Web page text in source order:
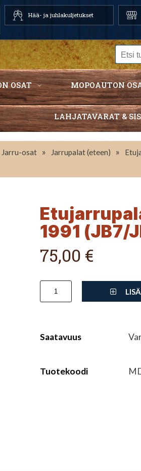
Hää- ja juhlakuljetukset
OSAT MOPOAUTON
LAHJATAVARAT &
Jarru-osat » Jarrupalat (eteen) »
1991 (JB7/
75,00 €
Saatavuus
Tuotekoodi